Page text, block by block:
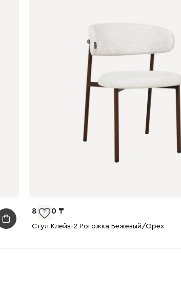
81 970
Стул Клейв-2 Рогожка Бежевый/Орех